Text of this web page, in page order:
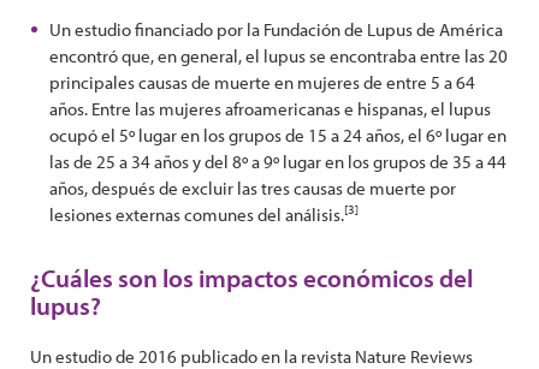
Un estudio financiado por la Fundación de Lupus de América
encontró que, en general, el lupus se encontraba entre las 20
principales causas de muerte en mujeres de entre 5 a 64
años. Entre las mujeres afroamericanas e hispanas, el lupus
ocupó el 5º lugar en los grupos de 15 a 24 años, el 6º lugar en
las de 25 a 34 años y del 8º a 9º lugar en los grupos de 35 a 44
años, después de excluir las tres causas de muerte por
lesiones externas comunes del análisis.[3]
¿Cuáles son los impactos económicos del
lupus?
Un estudio de 2016 publicado en la revista Nature Reviews